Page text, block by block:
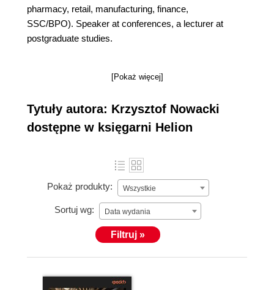
pharmacy, retail, manufacturing, finance,
SSC/BPO). Speaker at conferences, a lecturer at
postgraduate studies.
[Pokaż więcej]
Tytuły autora: Krzysztof Nowacki
dostępne w księgarni Helion
Pokaż produkty: Wszystkie
Sortuj wg: Data wydania
Filtruj »